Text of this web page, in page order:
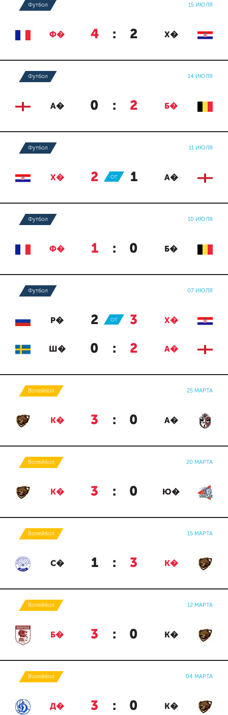
Футбол 15 ИЮЛЯ
Ф� 4 : 2 Х�
Футбол 14 ИЮЛЯ
А� 0 : 2 Б�
Футбол 11 ИЮЛЯ
Х� 2 : 1 А�
ОТ
Футбол 10 ИЮЛЯ
Ф� 1 : 0 Б�
Футбол 07 ИЮЛЯ
Р� 2 : 3 Х�
ОТ
Ш� 0 : 2 А�
Волейбол 25 МАРТА
К� 3 : 0 А�
Волейбол 20 МАРТА
К� 3 : 0 Ю�
Волейбол 15 МАРТА
С� 1 : 3 К�
Волейбол 12 МАРТА
Б� 3 : 0 К�
Волейбол 04 МАРТА
Д� 3 : 0 К�